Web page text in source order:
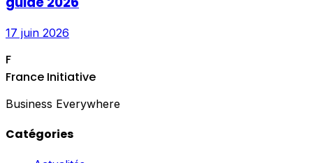
17 juin 2026
F
France Initiative
Business Everywhere
Catégories